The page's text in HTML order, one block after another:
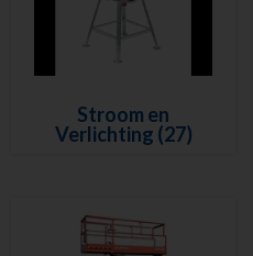
Houtbewerking
Beton en steenbewerking
Straten maken
Steigers en Ladders
Richten en meten
Stroom en
Verlichting (27)